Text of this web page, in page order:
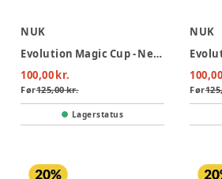
NUK
Evolution Magic Cup - Neutral
100,00 kr.
Før125,00 kr.
Lagerstatus
NUK
Før